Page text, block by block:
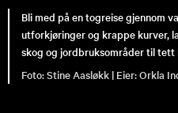
Bli med på en togreise gjennom
utforkjøringer og krappe kurver,
skog og jordbruksområder til tett
Stine Aasløkk |
Orkla